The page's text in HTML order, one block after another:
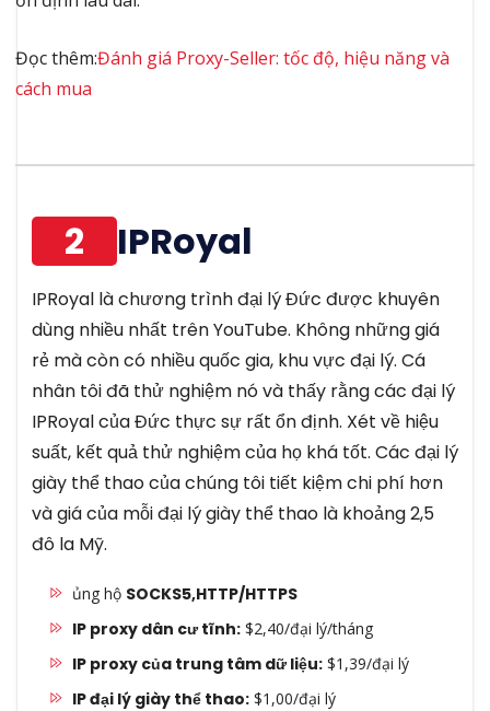
Đọc thêm:Đánh giá Proxy-Seller: tốc độ, hiệu năng và
cách mua
2 IPRoyal
IPRoyal là chương trình đại lý Đức được khuyên
dùng nhiều nhất trên YouTube. Không những giá
rẻ mà còn có nhiều quốc gia, khu vực đại lý. Cá
nhân tôi đã thử nghiệm nó và thấy rằng các đại lý
IPRoyal của Đức thực sự rất ổn định. Xét về hiệu
suất, kết quả thử nghiệm của họ khá tốt. Các đại lý
giày thể thao của chúng tôi tiết kiệm chi phí hơn
và giá của mỗi đại lý giày thể thao là khoảng 2,5
đô la Mỹ.
ủng hộ SOCKS5,HTTP/HTTPS
IP proxy dân cư tĩnh:$2,40/đại lý/tháng
IP proxy của trung tâm dữ liệu:$1,39/đại lý
IP đại lý giày thể thao:$1,00/đại lý